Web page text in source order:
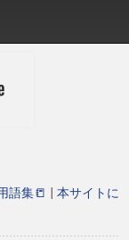
語集📒
本サイトに